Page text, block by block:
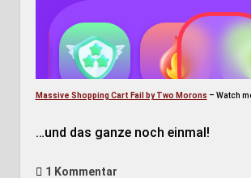
Massive Shopping Cart Fail by Two Morons – Watch
…und das ganze noch einmal!
1 Kommentar